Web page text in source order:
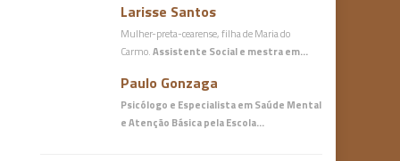
Larisse Santos
Mulher-preta-cearense, filha de Maria do
Carmo.Assistente Social e mestra em…
Paulo Gonzaga
Psicólogo e Especialista em Saúde Mental
e Atenção Básicapela Escola…